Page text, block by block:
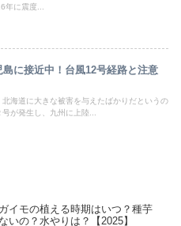
に震度...
島に接近中！台風12号経路と注意
北海道に大きな被害を与えたばかりだというの
が発生し、九州に上陸...
イモの植える時期はいつ？種芋
いの？水やりは？【2025】